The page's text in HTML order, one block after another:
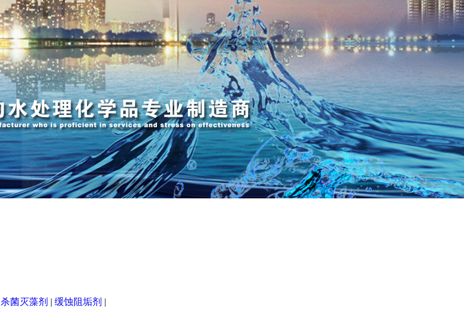
杀菌灭藻剂 | 缓蚀阻垢剂 |